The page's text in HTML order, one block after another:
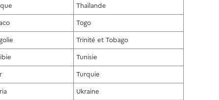
Thaïlande
Togo
Trinité et Tobago
Tunisie
Turquie
Ukraine